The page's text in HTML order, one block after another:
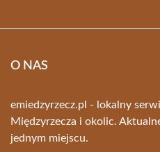
O NAS
emiedzyrzecz.pl - lokalny
Międzyrzecza i okolic.
jednym miejscu.